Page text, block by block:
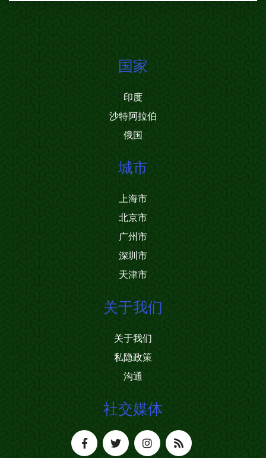
国家
印度
沙特阿拉伯
俄国
城市
上海市
北京市
广州市
深圳市
天津市
关于我们
关于我们
私隐政策
沟通
社交媒体